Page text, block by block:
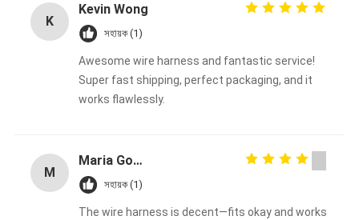
K
Kevin Wong
সহায়ক (1)
Awesome wire harness and fantastic service!
Super fast shipping, perfect packaging, and it
works flawlessly.
M
Maria Gonzalez
সহায়ক (1)
The wire harness is decent—fits okay and works